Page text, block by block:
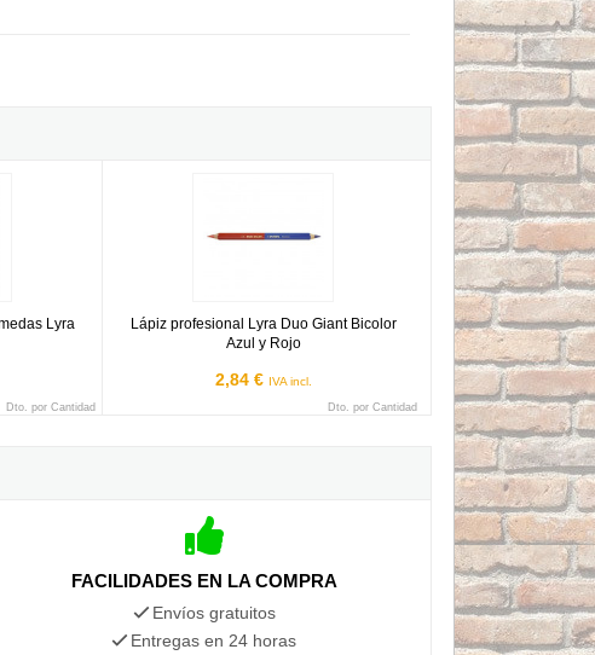
Lyra
Dto. por Cantidad
Lápiz profesional Lyra Duo Giant Bicolor
Azul y Rojo
2,84 € IVA incl.
Dto. por Cantidad
Lápiz profesional Lyra Duo Giant Bicolor Azul y Rojo
FACILIDADES EN LA COMPRA
Envíos gratuitos
Entregas en 24 horas